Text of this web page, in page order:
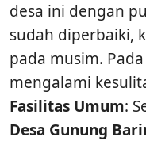
desa ini dengan
sudah diperbaiki,
pada musim.
mengalami
Fasilitas Umum:
Desa Gunung